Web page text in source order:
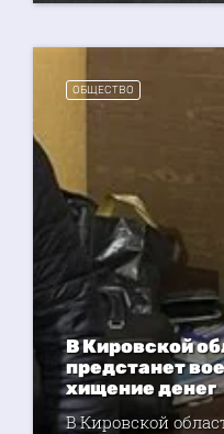
ОБЩЕСТВО
В Кировской
предстанет
хищение денег
В Кировской